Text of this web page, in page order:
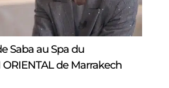
Saba au Spa du
de Marrakech